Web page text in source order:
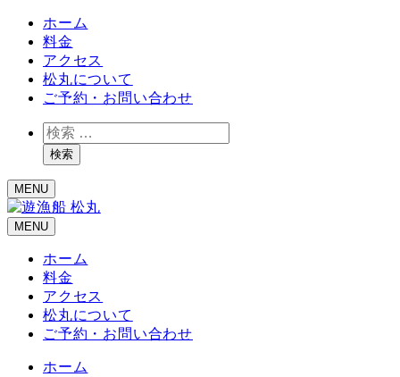
ホーム
料金
アクセス
松丸について
ご予約・お問い合わせ
検
索検索
MENU
MENU
ホーム
料金
アクセス
松丸について
ご予約・お問い合わせ
ホーム